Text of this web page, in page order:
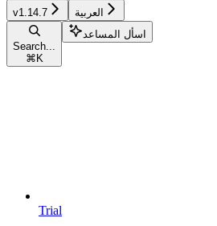
v1.14.7 العربية
Search...
⌘ K
اسأل المساعد
Trial